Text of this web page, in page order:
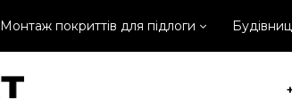
Монтаж покриттів для підлоги